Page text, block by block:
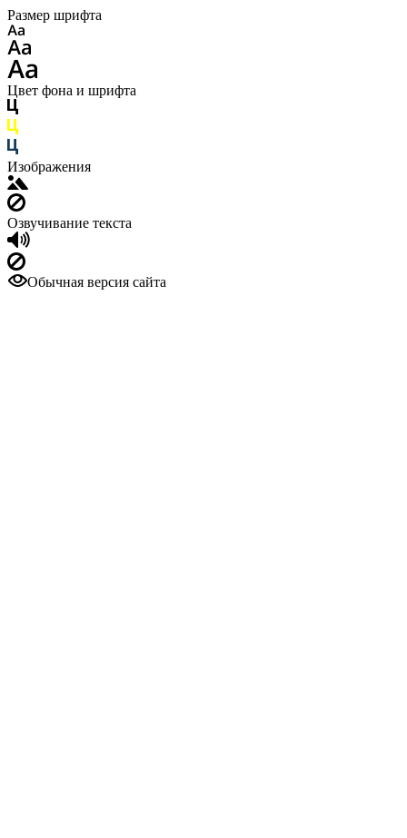
Размер шрифта
Цвет фона и шрифта
Изображения
Озвучивание текста
Обычная версия сайта